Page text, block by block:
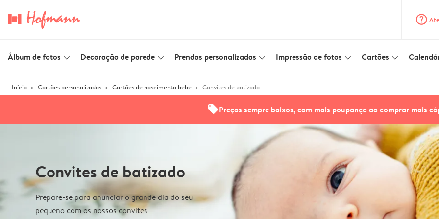
question_mark_circle
Álbum de fotos slim_arrow_down Decoração de parede slim_arrow_down Prendas personalizadas slim_arrow_down Impressão de fotos slim_arrow_down Cartões slim_arrow_down
Início Cartões personalizados Cartões de nascimento bebe Convites de batizado
offersPreços sempre baixos, com mais poupança ao comprar mais
Convites de batizado
Prepare-se para anunciar o grande dia do seu
pequeno com os nossos convites